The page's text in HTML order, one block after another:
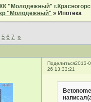
"Молодежный"
"Молодежный" » Ипотека
5 6 7 »
Поделиться2013-
26 13:33:21